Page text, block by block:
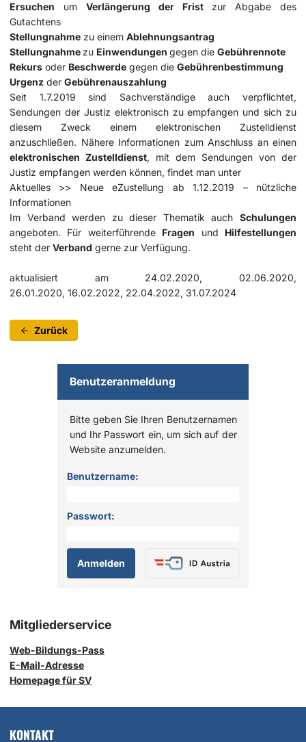
Ersuchen um Verlängerung der Frist zur Abgabe des
Gutachtens
Stellungnahme zu einem Ablehnungsantrag
Stellungnahme zu Einwendungen gegen die Gebührennote
Rekurs oder Beschwerde gegen die Gebührenbestimmung
Urgenz der Gebührenauszahlung
Seit 1.7.2019 sind Sachverständige auch verpflichtet,
Sendungen der Justiz elektronisch zu empfangen und sich zu
diesem Zweck einem elektronischen Zustelldienst
anzuschließen. Nähere Informationen zum Anschluss an einen
elektronischen Zustelldienst, mit dem Sendungen von der
Justiz empfangen werden können, findet man unter
Aktuelles >> Neue eZustellung ab 1.12.2019 – nützliche
Informationen
Im Verband werden zu dieser Thematik auch Schulungen
angeboten. Für weiterführende Fragen und Hilfestellungen
steht der Verband gerne zur Verfügung.
aktualisiert am 24.02.2020, 02.06.2020,
26.01.2020, 16.02.2022, 22.04.2022, 31.07.2024
Zurück
Benutzeranmeldung
Bitte geben Sie Ihren Benutzernamen
und Ihr Passwort ein, um sich auf der
Website anzumelden.
Anmelden
Benutzername:
Passwort:
Mitgliederservice
Web-Bildungs-Pass
E-Mail-Adresse
Homepage für SV
KONTAKT